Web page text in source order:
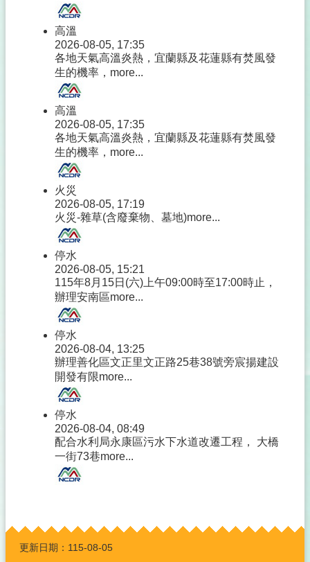
高溫
2026-08-05, 17:35
各地天氣高溫炎熱，宜蘭縣及花蓮縣有焚風發
生的機率， more...
高溫
2026-08-05, 17:35
各地天氣高溫炎熱，宜蘭縣及花蓮縣有焚風發
生的機率， more...
火災
2026-08-05, 17:19
火災-雜草(含廢棄物、墓地)more...
停水
2026-08-05, 15:21
115年8月15日(六)上午09:00時至17:00時止，
辦理安南區more...
停水
2026-08-04, 13:25
辦理善化區文正里文正路25巷38號旁宸揚建設
開發有限more...
停水
2026-08-04, 08:49
配合水利局永康區污水下水道改遷工程， 大橋
一街73巷more...
:::
更新日期： 115-08-05